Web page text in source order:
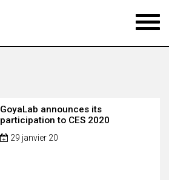
GoyaLab announces its
participation to CES 2020
29 janvier 20